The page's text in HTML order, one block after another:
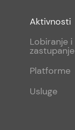
Footer
sub
Aktivnosti
Lobiranje i
zastupanje
Platforme
Usluge